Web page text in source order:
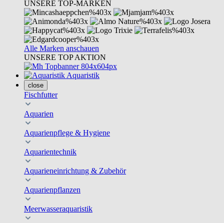
UNSERE TOP-MARKEN
Alle Marken anschauen
UNSERE TOP AKTION
Aquaristik
close
Fischfutter
Aquarien
Aquarienpflege & Hygiene
Aquarientechnik
Aquarieneinrichtung & Zubehör
Aquarienpflanzen
Meerwasseraquaristik